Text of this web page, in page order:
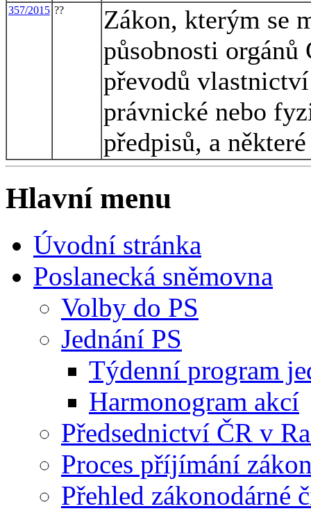
357/2015 ??
Zákon, kterým se
působnosti orgánů
převodů
právnické nebo
předpisů, a
Hlavní menu
Úvodní stránka
Poslanecká sněmovna
Volby do PS
Jednání PS
Týdenní program
Harmonogram akcí
Předsednictví ČR v
Proces příjímání
Přehled zákonodárné